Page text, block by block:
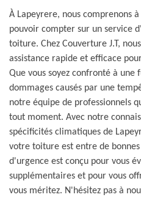
À Lapeyrere, nous comprenons
pouvoir compter sur un service
toiture. Chez Couverture J.T,
assistance rapide et efficace
Que vous soyez confronté à une
dommages causés par une
notre équipe de professionnels
tout moment. Avec notre
spécificités climatiques de
votre toiture est entre de
d'urgence est conçu pour vous
supplémentaires et pour vous
vous méritez. N'hésitez pas à